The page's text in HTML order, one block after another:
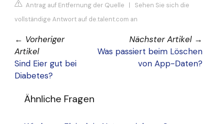
Antrag auf Entfernung der Quelle | Sehen Sie sich die
vollständige Antwort auf de.talent.com an
← Vorheriger
Artikel
Sind Eier gut bei
Diabetes?
Nächster Artikel →
Was passiert beim Löschen
von App-Daten?
Ähnliche Fragen